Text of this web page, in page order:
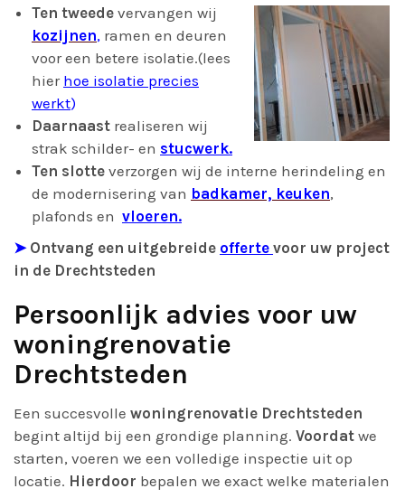
Ten tweede vervangen wij
kozijnen, ramen en deuren
voor een betere isolatie.(lees
hier hoe isolatie precies
werkt)
Daarnaast realiseren wij
strak schilder- en stucwerk.
Ten slotte verzorgen wij de interne herindeling en
de modernisering van badkamer, keuken,
plafonds en vloeren.
➤Ontvang een uitgebreide offerte voor uw project
in de Drechtsteden
Persoonlijk advies voor uw
woningrenovatie
Drechtsteden
Een succesvolle woningrenovatie Drechtsteden
begint altijd bij een grondige planning. Voordat we
starten, voeren we een volledige inspectie uit op
locatie. Hierdoor bepalen we exact welke materialen